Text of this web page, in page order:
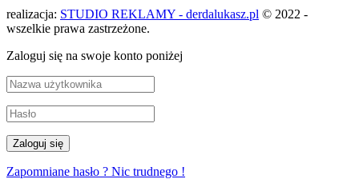
realizacja: STUDIO REKLAMY - derdalukasz.pl © 2022 -
wszelkie prawa zastrzeżone.
Zaloguj się na swoje konto poniżej
Zapomniane hasło ? Nic trudnego !